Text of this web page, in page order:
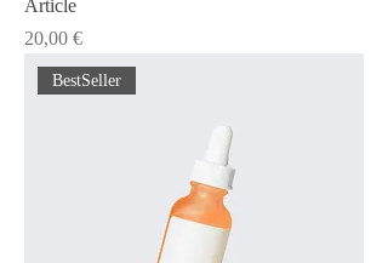
Article
Prix
20,00 €
BestSeller